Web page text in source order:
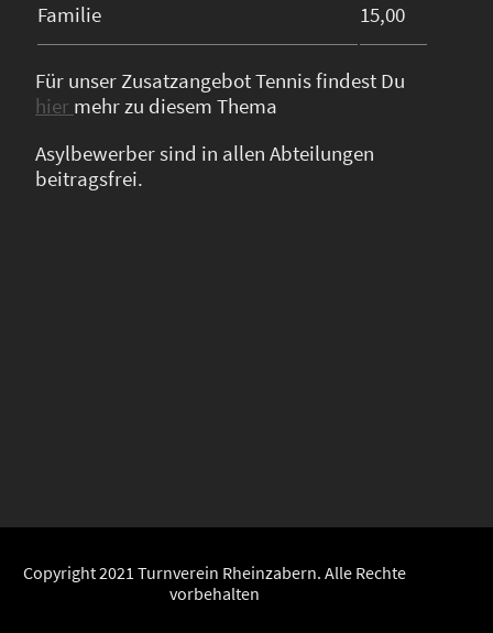
Familie 15,00
Für unser Zusatzangebot Tennis findest Du
hier mehr zu diesem Thema
Asylbewerber sind in allen Abteilungen
beitragsfrei.
Copyright 2021 Turnverein Rheinzabern. Alle Rechte
vorbehalten